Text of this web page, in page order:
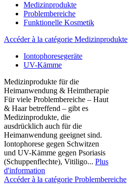
Medizinprodukte
Problembereiche
Funktionelle Kosmetik
Accéder à la catégorie Medizinprodukte
Iontophoresegeräte
UV-Kämme
Medizinprodukte für die
Heimanwendung & Heimtherapie
Für viele Problembereiche – Haut
& Haar betreffend – gibt es
Medizinprodukte, die
ausdrücklich auch für die
Heimanwendung geeignet sind.
Iontophorese gegen Schwitzen
und UV-Kämme gegen Psoriasis
(Schuppenflechte), Vitiligo... Plus
d'information
Accéder à la catégorie Problembereiche